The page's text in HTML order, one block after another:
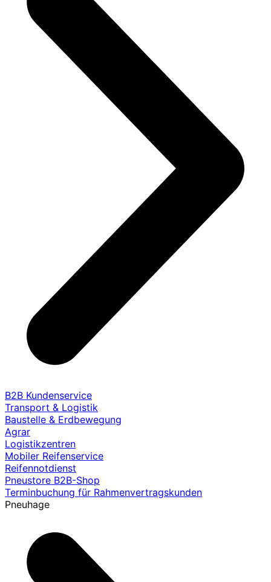
B2B Kundenservice
Transport & Logistik
Baustelle & Erdbewegung
Agrar
Logistikzentren
Mobiler Reifenservice
Reifennotdienst
Pneustore B2B-Shop
Terminbuchung für Rahmenvertragskunden
Pneuhage